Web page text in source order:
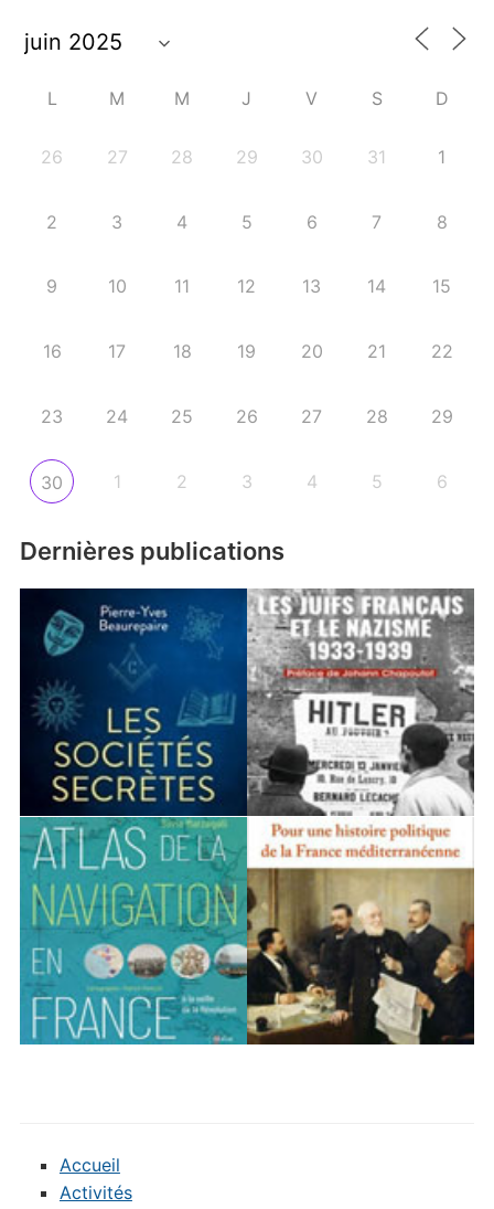
L M M J V S D
26 27 28 29 30 31 1
2 3 4 5 6 7 8
9 10 11 12 13 14 15
16 17 18 19 20 21 22
23 24 25 26 27 28 29
30 1 2 3 4 5 6
Dernières publications
Accueil
Activités